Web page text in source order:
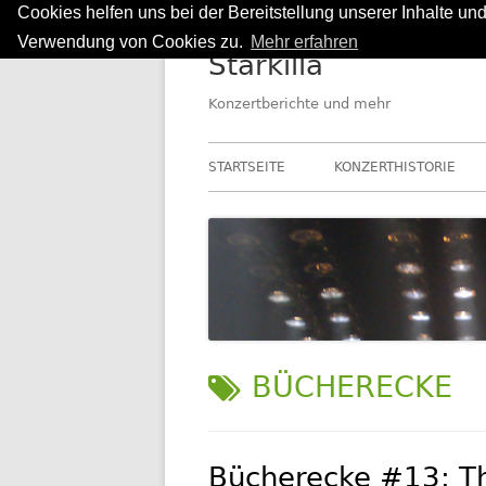
Cookies helfen uns bei der Bereitstellung unserer Inhalte
Verwendung von Cookies zu. Mehr erfahren
Springe
Starkilla
Konzertberichte und mehr
Primäres
Menü
STARTSEITE KONZERTHISTORIE
SCHLAGWORT:
BÜCHERECKE
Bücherecke #13: